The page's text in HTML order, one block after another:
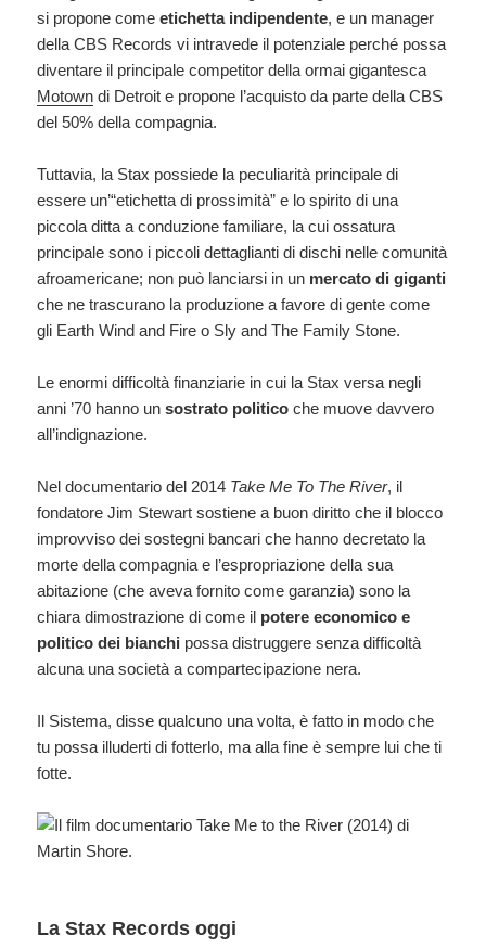
si propone comeetichetta indipendente, e un manager
della CBS Records vi intravede il potenziale perché possa
diventare il principale competitor della ormai gigantesca
Motown di Detroit e propone l’acquisto da parte della CBS
del 50% della compagnia.
Tuttavia, la Stax possiede la peculiarità principale di
essere un’“etichetta di prossimità” e lo spirito di una
piccola ditta a conduzione familiare, la cui ossatura
principale sono i piccoli dettaglianti di dischi nelle comunità
afroamericane; non può lanciarsi in un mercato di giganti
che ne trascurano la produzione a favore di gente come
gli Earth Wind and Fire o Sly and The Family Stone.
Le enormi difficoltà finanziarie in cui la Stax versa negli
anni ’70 hanno unsostrato politico che muove davvero
all’indignazione.
Nel documentario del 2014 Take Me To The River, il
fondatore Jim Stewart sostiene a buon diritto che il blocco
improvviso dei sostegni bancari che hanno decretato la
morte della compagnia e l’espropriazione della sua
abitazione (che aveva fornito come garanzia) sono la
chiara dimostrazione di come il potere economico e
politico dei bianchi possa distruggere senza difficoltà
alcuna una società a compartecipazione nera.
Il Sistema, disse qualcuno una volta, è fatto in modo che
tu possa illuderti di fotterlo, ma alla fine è sempre lui che ti
fotte.
La Stax Records oggi